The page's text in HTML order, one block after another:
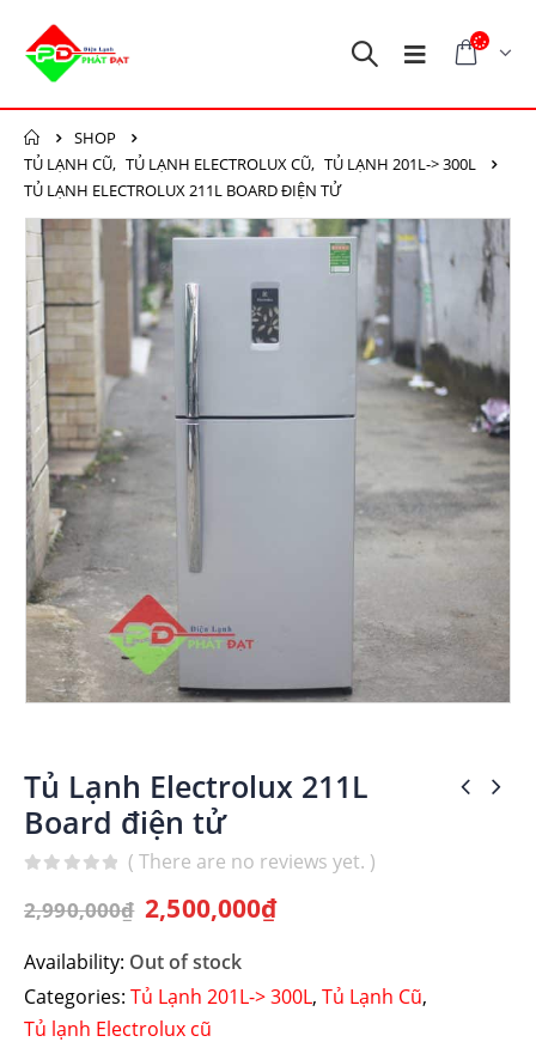
SHOP
TỦ LẠNH CŨ, TỦ LẠNH ELECTROLUX CŨ, TỦ LẠNH 201L-> 300L
TỦ LẠNH ELECTROLUX 211L BOARD ĐIỆN TỬ
Tủ Lạnh Electrolux 211L
Board điện tử
( There are no reviews yet. )
2,990,000₫ 2,500,000₫
Availability: Out of stock
Categories: Tủ Lạnh 201L-> 300L, Tủ Lạnh Cũ,
Tủ lạnh Electrolux cũ